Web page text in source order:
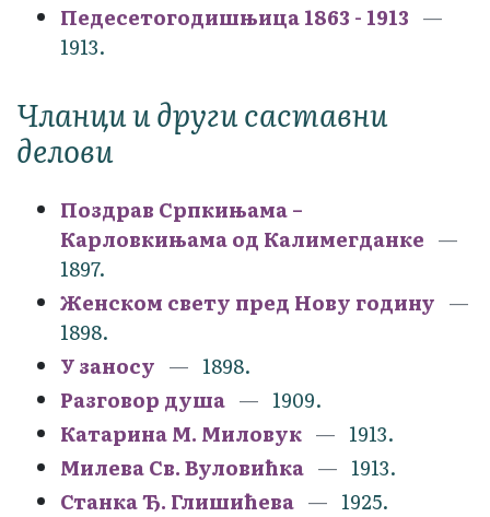
Педесетогодишњица 1863 - 1913
1913.
Чланци и други саставни
делови
Поздрав Српкињама –
Карловкињама од Калимегданке
1897.
Женском свету пред Нову годину
1898.
У заносу
1898.
Разговор душа
1909.
Катарина М. Миловук
1913.
Милева Св. Вуловићка
1913.
Станка Ђ. Глишићева
1925.